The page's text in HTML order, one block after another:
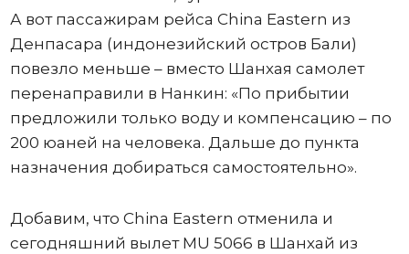
А вот пассажирам рейса China Eastern из
Денпасара (индонезийский остров Бали)
повезло меньше – вместо Шанхая самолет
перенаправили в Нанкин: «По прибытии
предложили только воду и компенсацию – по
200 юаней на человека. Дальше до пункта
назначения добираться самостоятельно».
Добавим, что China Eastern отменила и
сегодняшний вылет MU 5066 в Шанхай из